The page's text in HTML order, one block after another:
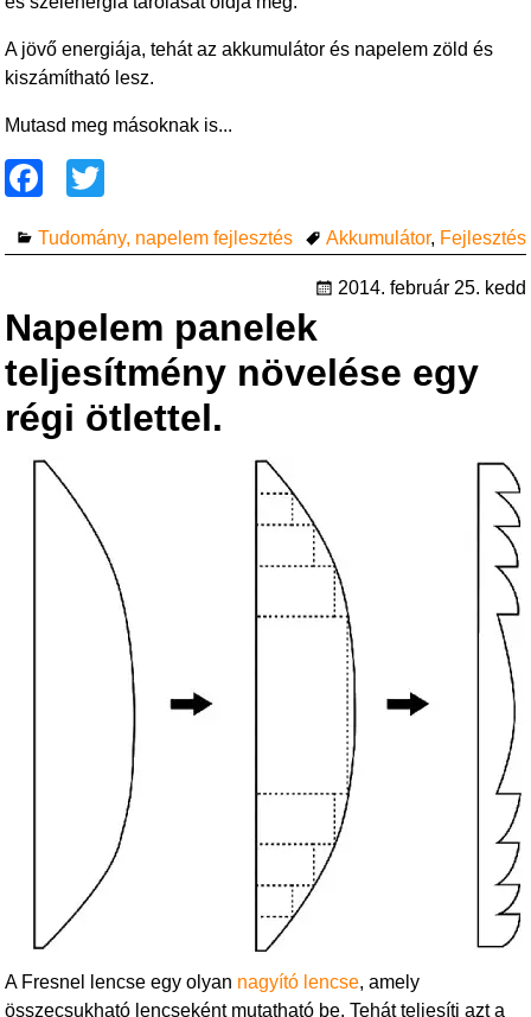
A jövő energiája, tehát az akkumulátor és napelem zöld és
kiszámítható lesz.
Mutasd meg másoknak is...
c
b
o
o
k
tt
Tudomány, napelem fejlesztés Akkumulátor, Fejlesztés
2014. február 25. kedd
Napelem panelek
teljesítmény növelése egy
régi ötlettel.
A Fresnel lencse egy olyan nagyító lencse, amely
összecsukható lencseként mutatható be. Tehát teljesíti azt a